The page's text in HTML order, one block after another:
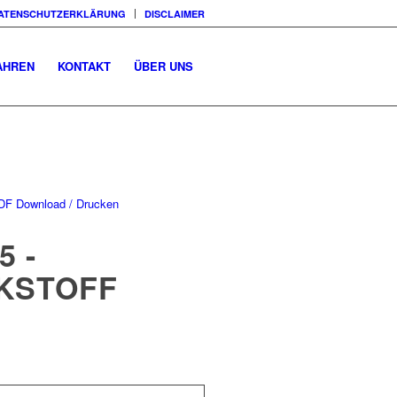
DISCLAIMER
KONTAKT ÜBER UNS
Download / Drucken
-